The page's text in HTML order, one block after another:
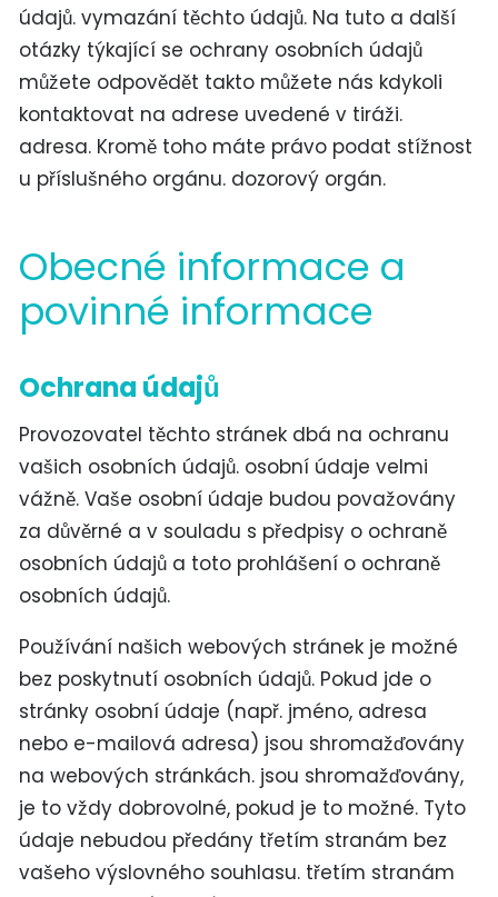
údajů. vymazání těchto údajů. Na tuto a další
otázky týkající se ochrany osobních údajů
můžete odpovědět takto můžete nás kdykoli
kontaktovat na adrese uvedené v tiráži.
adresa. Kromě toho máte právo podat stížnost
u příslušného orgánu. dozorový orgán.
Obecné informace a
povinné informace
Ochrana údajů
Provozovatel těchto stránek dbá na ochranu
vašich osobních údajů. osobní údaje velmi
vážně. Vaše osobní údaje budou považovány
za důvěrné a v souladu s předpisy o ochraně
osobních údajů a toto prohlášení o ochraně
osobních údajů.
Používání našich webových stránek je možné
bez poskytnutí osobních údajů. Pokud jde o
stránky osobní údaje (např. jméno, adresa
nebo e-mailová adresa) jsou shromažďovány
na webových stránkách. jsou shromažďovány,
je to vždy dobrovolné, pokud je to možné. Tyto
údaje nebudou předány třetím stranám bez
vašeho výslovného souhlasu. třetím stranám